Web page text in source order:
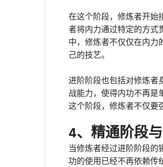
在这个阶段，修炼者开始
者将内力通过特定的方式
中，修炼者不仅仅在内力
己的技艺。
进阶阶段也包括对修炼者
战能力，使得内功不再是
这个阶段，修炼者不仅要
4、精通阶段
当修炼者经过进阶阶段的
功的使用已经不再依赖传